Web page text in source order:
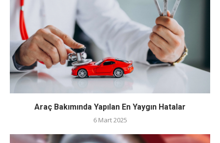
Araç Bakımında Yapılan En Yaygın Hatalar
6 Mart 2025